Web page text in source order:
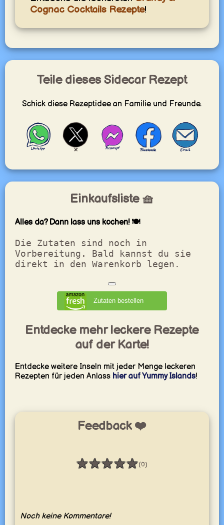
Cognac Cocktails Rezepte!
Teile dieses Sidecar Rezept
Schick diese Rezeptidee an Familie und Freunde.
Einkaufsliste 🧺
Alles da? Dann lass uns kochen! 🍽️
Die Zutaten sind noch in
Vorbereitung. Bald kannst du sie
direkt in den Warenkorb legen.
Zutaten bestellen
Entdecke mehr leckere Rezepte
auf der Karte!
Entdecke weitere Inseln mit jeder Menge leckeren
Rezepten für jeden Anlass hier auf Yummy Islands!
Feedback ❤️
★★★★★
Bewertung: 0 / 5 (0)
Noch keine Kommentare!